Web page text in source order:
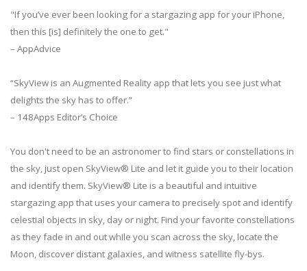
"If you’ve ever been looking for a stargazing app for your iPhone,
then this [is] definitely the one to get."
– AppAdvice
“SkyView is an Augmented Reality app that lets you see just what
delights the sky has to offer.”
– 148Apps Editor’s Choice
You don't need to be an astronomer to find stars or constellations in
the sky, just open SkyView® Lite and let it guide you to their location
and identify them. SkyView® Lite is a beautiful and intuitive
stargazing app that uses your camera to precisely spot and identify
celestial objects in sky, day or night. Find your favorite constellations
as they fade in and out while you scan across the sky, locate the
Moon, discover distant galaxies, and witness satellite fly-bys.